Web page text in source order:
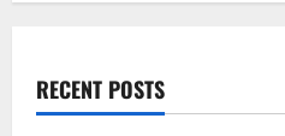
zweier
RECENT POSTS